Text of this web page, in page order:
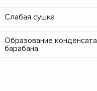
Слабая сушка
Образование
барабана